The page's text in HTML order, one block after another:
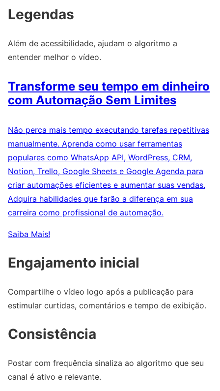
Legendas
Além de acessibilidade, ajudam o algoritmo a
entender melhor o vídeo.
Transforme seu tempo em dinheiro
com Automação Sem Limites
Não perca mais tempo executando tarefas repetitivas
manualmente. Aprenda como usar ferramentas
populares como WhatsApp API, WordPress, CRM,
Notion, Trello, Google Sheets e Google Agenda para
criar automações eficientes e aumentar suas vendas.
Adquira habilidades que farão a diferença em sua
carreira como profissional de automação.
Saiba Mais!
Engajamento inicial
Compartilhe o vídeo logo após a publicação para
estimular curtidas, comentários e tempo de exibição.
Consistência
Postar com frequência sinaliza ao algoritmo que seu
canal é ativo e relevante.